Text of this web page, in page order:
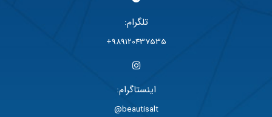
تلگرام:
989120437535+
اینستاگرام:
beautisalt@